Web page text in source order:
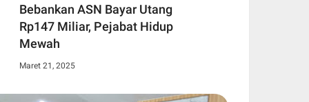
Bebankan ASN Bayar Utang
Rp147 Miliar, Pejabat Hidup
Mewah
Maret 21, 2025